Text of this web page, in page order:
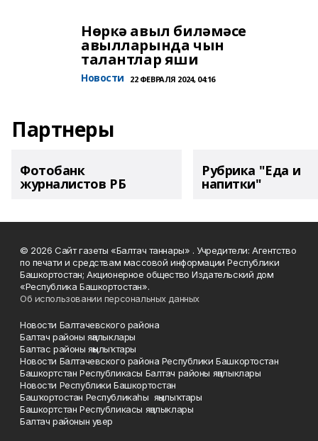
Нөркә авыл биләмәсе
авылларында чын
талантлар яши
Новости 22 ФЕВРАЛЯ 2024, 04:16
Партнеры
Фотобанк
журналистов РБ
Рубрика "Еда и
напитки"
© 2026 Сайт газеты «Балтач таннары» . Учредители: Агентство
по печати и средствам массовой информации Республики
Башкортостан; Акционерное общество Издательский дом
«Республика Башкортостан».
Об использовании персональных данных
Новости Балтачевского района
Балтач районы яңалыклары
Балтас районы яңылыҡтары
Новости Балтачевского района Республики Башкортостан
Башкортстан Республикасы Балтач районы яңалыклары
Новости Республики Башкортостан
Башҡортостан Республикаһы яңылыҡтары
Башкортстан Республикасы яңалыклары
Балтач районын увер